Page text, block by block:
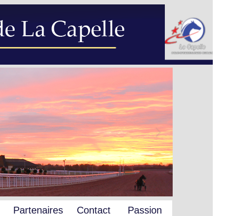
Partenaires Contact Passion